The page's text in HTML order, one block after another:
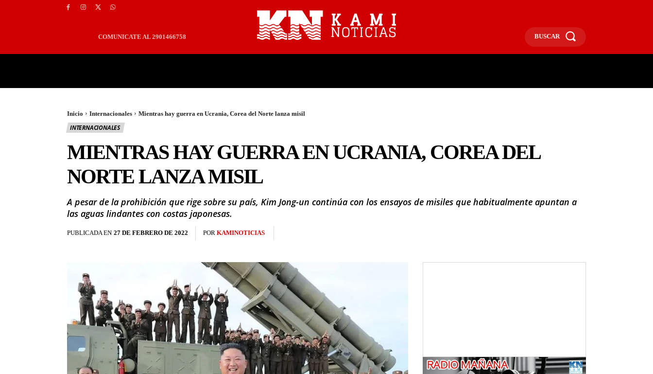
COMUNICATE AL 2901466758 BUSCAR
Inicio Internacionales Mientras hay guerra en Ucrania, Corea del Norte lanza misil
INTERNACIONALES
MIENTRAS HAY GUERRA EN UCRANIA, COREA DEL
NORTE LANZA MISIL
A pesar de la prohibición que rige sobre su país, Kim Jong-un continúa con los ensayos de misiles que habitualmente apuntan a
las aguas lindantes con costas japonesas.
PUBLICADA EN 27 DE FEBRERO DE 2022 POR KAMINOTICIAS